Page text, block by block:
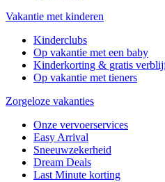
Vakantie met kinderen
Kinderclubs
Op vakantie met een baby
Kinderkorting & gratis
Op vakantie met tieners
Zorgeloze vakanties
Onze vervoerservices
Easy Arrival
Sneeuwzekerheid
Dream Deals
Last Minute korting